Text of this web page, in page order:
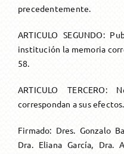
Incapacidad Temporal
Hijos Discapacitados
Única Prestación
Capacitaciones
Coworking
Asesoramiento
Descuentos y Beneficios
Invalidez
Reciprocidad
De un Activo
De un Beneficiario
Beneficio Especial Art. 59
Solicitud
Transform. a Jub. Ord.
Beneficio Art. 40
Solicitud
Transform. a Jub. Ord.
Otros Beneficios
Reconocimiento de
FAQ
Medios de pago
Formularios
SERVICIOS
precedentemente.
ARTICULO SEGUNDO:
institución la memoria
58.
ARTICULO
correspondan a sus
Firmado: Dres. Gonzalo
Dra. Eliana García, Dra.